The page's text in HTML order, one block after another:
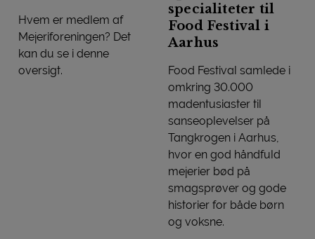
Hvem er medlem af
Mejeriforeningen? Det
kan du se i denne
oversigt.
specialiteter til
Food Festival i
Aarhus
Food Festival samlede i
omkring 30.000
madentusiaster til
sanseoplevelser på
Tangkrogen i Aarhus,
hvor en god håndfuld
mejerier bød på
smagsprøver og gode
historier for både børn
og voksne.